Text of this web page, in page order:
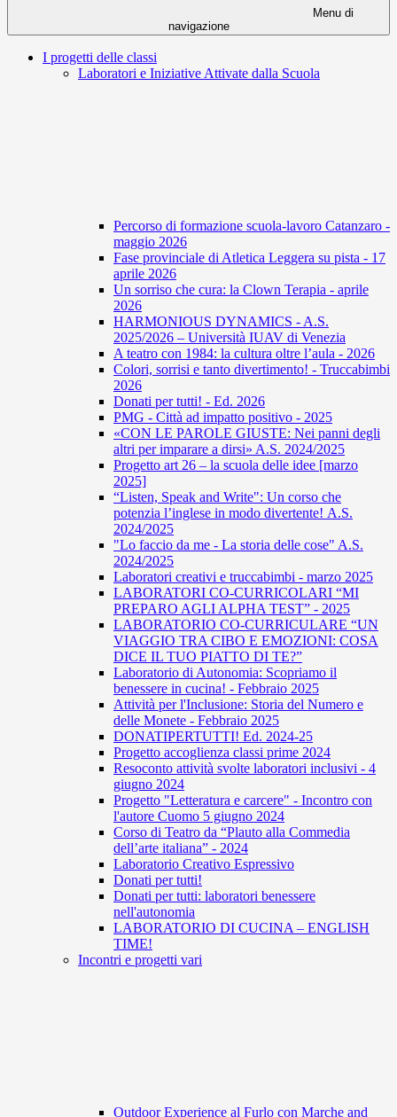
Menu di
navigazione
I progetti delle classi
Laboratori e Iniziative Attivate dalla Scuola
Percorso di formazione scuola-lavoro Catanzaro -
maggio 2026
Fase provinciale di Atletica Leggera su pista - 17
aprile 2026
Un sorriso che cura: la Clown Terapia - aprile
2026
HARMONIOUS DYNAMICS - A.S.
2025/2026 – Università IUAV di Venezia
A teatro con 1984: la cultura oltre l’aula - 2026
Colori, sorrisi e tanto divertimento! - Truccabimbi
2026
Donati per tutti! - Ed. 2026
PMG - Città ad impatto positivo - 2025
«CON LE PAROLE GIUSTE: Nei panni degli
altri per imparare a dirsi» A.S. 2024/2025
Progetto art 26 – la scuola delle idee [marzo
2025]
“Listen, Speak and Write": Un corso che
potenzia l’inglese in modo divertente! A.S.
2024/2025
"Lo faccio da me - La storia delle cose" A.S.
2024/2025
Laboratori creativi e truccabimbi - marzo 2025
LABORATORI CO-CURRICOLARI “MI
PREPARO AGLI ALPHA TEST” - 2025
LABORATORIO CO-CURRICULARE “UN
VIAGGIO TRA CIBO E EMOZIONI: COSA
DICE IL TUO PIATTO DI TE?”
Laboratorio di Autonomia: Scopriamo il
benessere in cucina! - Febbraio 2025
Attività per l'Inclusione: Storia del Numero e
delle Monete - Febbraio 2025
DONATIPERTUTTI! Ed. 2024-25
Progetto accoglienza classi prime 2024
Resoconto attività svolte laboratori inclusivi - 4
giugno 2024
Progetto "Letteratura e carcere" - Incontro con
l'autore Cuomo 5 giugno 2024
Corso di Teatro da “Plauto alla Commedia
dell’arte italiana” - 2024
Laboratorio Creativo Espressivo
Donati per tutti!
Donati per tutti: laboratori benessere
nell'autonomia
LABORATORIO DI CUCINA – ENGLISH
TIME!
Incontri e progetti vari
Outdoor Experience al Furlo con Marche and